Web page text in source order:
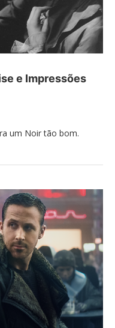
e Impressões
um Noir tão bom.